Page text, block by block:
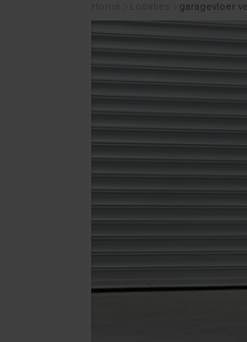
garagevloer